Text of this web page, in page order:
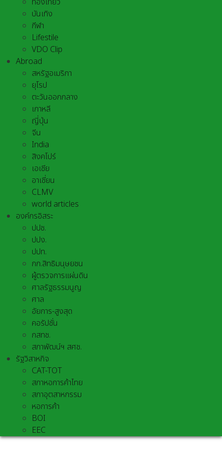
บันเทิง
กีฬา
Lifestile
VDO Clip
Abroad
สหรัฐอเมริกา
ยุโรป
ตะวันออกกลาง
เกาหลี
ญี่ปุ่น
จีน
India
สิงคโปร์
เอเชีย
อาเชี่ยน
CLMV
world articles
องค์กรอิสระ
ปปช.
ปปง.
ปปท.
กก.สิทธิมนุษยชน
ผู้ตรวจการแผ่นดิน
ศาลรัฐธรรมนูญ
ศาล
อัยการ-สูงสุด
คอรัปชั่น
กสทช.
สภาพัฒน์ฯ สศช.
รัฐวิสาหกิจ
CAT-TOT
สภาหอการค้าไทย
สภาอุตสาหกรรม
หอการค้า
BOI
EEC